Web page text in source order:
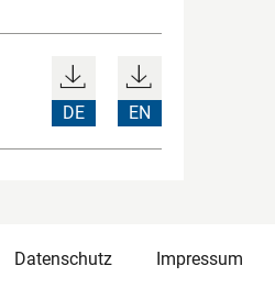
DE EN
Datenschutz Impressum